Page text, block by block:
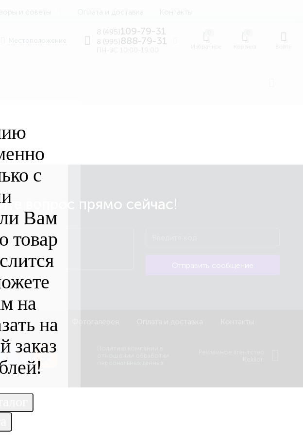
и советы Оплата и доставка Контакты
Местоположение
8 (495)109-79-31
8 (995)888-79-31
ПН-ВС 10:00-19:00
вопрос прямо сейчас!
Отправить сообщение
Обзоры Фотогалерея Оплата и доставка Контакты
с
Вам
товар
на
на
заказ